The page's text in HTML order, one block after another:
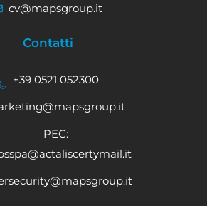
cv@mapsgroup.it
Contatti
+39 0521 052300
PEC: